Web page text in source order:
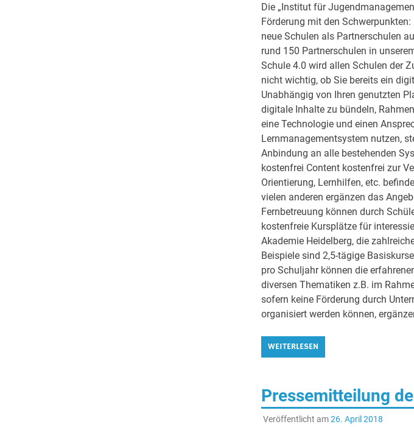
Die „Institut für
Förderung mit den
neue Schulen als Partnerschulen
rund 150 Partnerschulen in
Schule 4.0 wird allen Schulen der
nicht wichtig, ob Sie bereits ein
Unabhängig von Ihren genutzten
digitale Inhalte zu bündeln,
eine Technologie und einen
Lernmanagementsystem nutzen,
Anbindung an alle bestehenden
kostenfrei Content kostenfrei zur
Orientierung, Lernhilfen, etc.
vielen anderen ergänzen das
Fernbetreuung können durch
kostenfreie Kursplätze für
Akademie Heidelberg, die
Beispiele sind 2,5-tägige
pro Schuljahr können die
diversen Thematiken z.B. im
sofern keine Förderung durch
organisiert werden können,
WEITERLESEN
Pressemitteilung
Veröffentlicht am26. April 2018